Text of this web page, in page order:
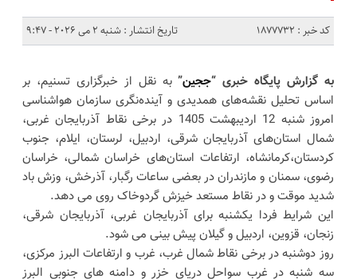
کد خبر : 1877732 تاریخ انتشار : شنبه 2 می 2026 - 9:47
به گزارش پایگاه خبری “ججین”به نقل از خبرگزاری تسنیم، بر
اساس تحلیل نقشه‌های همدیدی و آینده‌نگری سازمان هواشناسی
امروز شنبه 12 اردیبهشت 1405 در برخی نقاط آذربایجان غربی،
شمال استان‌های آذربایجان شرقی، اردبیل، لرستان، ایلام، جنوب
کردستان،‌کرمانشاه، ارتفاعات استان‌های خراسان شمالی، خراسان
رضوی، سمنان و مازندران در بعضی ساعات رگبار، آذرخش، وزش باد
شدید موقت و در نقاط مستعد خیزش گردوخاک روی می دهد.
این شرایط فردا یکشنبه برای آذربایجان غربی، آذربایجان شرقی،
زنجان، قزوین، اردبیل و گیلان پیش بینی می شود.
روز دوشنبه در برخی نقاط شمال غرب، غرب و ارتفاعات البرز مرکزی،
سه شنبه در غرب سواحل دریای خزر و دامنه های جنوبی البرز